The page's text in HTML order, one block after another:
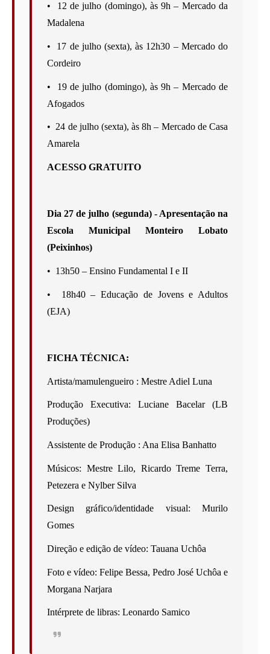
•⁠  ⁠12 de julho (domingo), às 9h – Mercado da
Madalena
•⁠  ⁠17 de julho (sexta), às 12h30 – Mercado do
Cordeiro
•⁠  ⁠19 de julho (domingo), às 9h – Mercado de
Afogados
•⁠  ⁠24 de julho (sexta), às 8h – Mercado de Casa
Amarela
ACESSO GRATUITO
Dia 27 de julho (segunda) - Apresentação na
Escola Municipal Monteiro Lobato
(Peixinhos)
•⁠  ⁠13h50 – Ensino Fundamental I e II
•⁠  ⁠18h40 – Educação de Jovens e Adultos
(EJA)
FICHA TÉCNICA:
Artista/mamulengueiro : Mestre Adiel Luna
Produção Executiva: Luciane Bacelar (LB
Produções)
Assistente de Produção : Ana Elisa Banhatto
Músicos: Mestre Lilo, Ricardo Treme Terra,
Petezera e Nylber Silva
Design gráfico/identidade visual: Murilo
Gomes
Direção e edição de vídeo: Tauana Uchôa
Foto e vídeo: Felipe Bessa, Pedro José Uchôa e
Morgana Narjara
Intérprete de libras: Leonardo Samico